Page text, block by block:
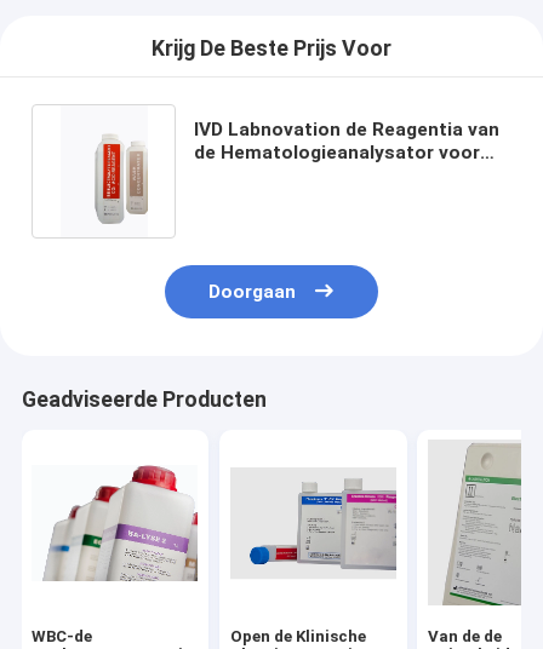
Krijg De Beste Prijs Voor
IVD Labnovation de Reagentia van
de Hematologieanalysator voor
Doorgaan
Geadviseerde Producten
WBC-de
Open de Klinische
Van de de